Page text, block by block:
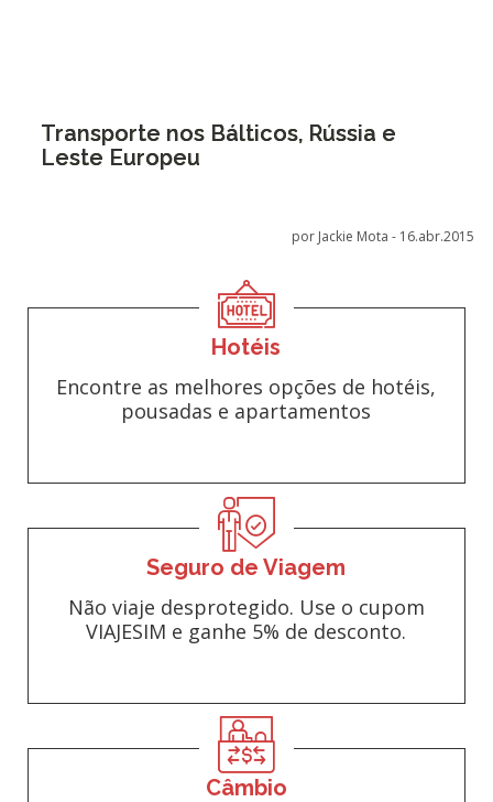
Transporte nos Bálticos, Rússia e
Leste Europeu
por Jackie Mota - 16.abr.2015
Hotéis
Encontre as melhores opções de hotéis,
pousadas e apartamentos
Seguro de Viagem
Não viaje desprotegido. Use o cupom
VIAJESIM e ganhe 5% de desconto.
Câmbio